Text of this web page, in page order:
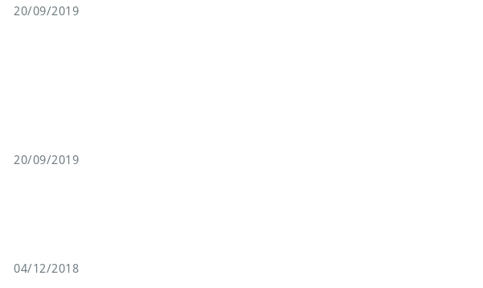
20/09/2019
20/09/2019
04/12/2018